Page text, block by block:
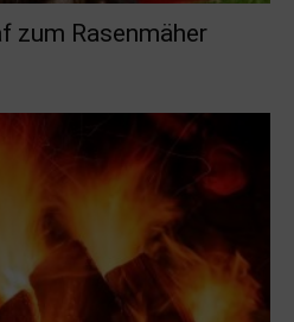
zum Rasenmäher